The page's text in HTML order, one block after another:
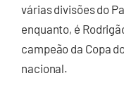
várias divisões do
enquanto, é
campeão da Copa
nacional.